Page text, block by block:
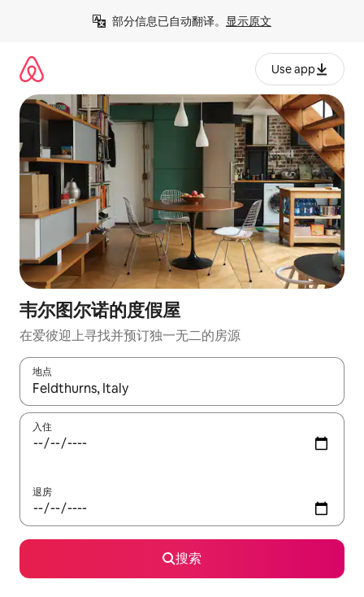
部分信息已自动翻译。 显示原文
Use app
韦尔图尔诺的度假屋
在爱彼迎上寻找并预订独一无二的房源
地点
如有搜索结果，请使用上下方向键查看，或通过点击或滑动手势
入住
退房
搜索